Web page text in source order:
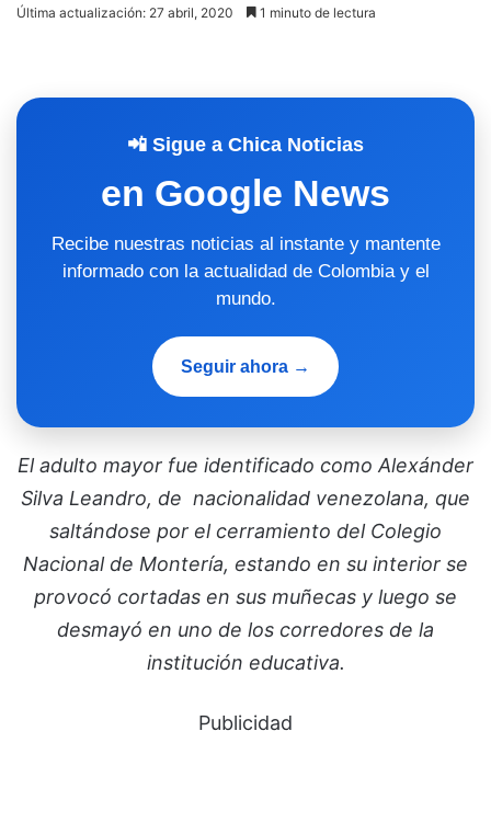
Última actualización: 27 abril, 2020 1 minuto de lectura
📲 Sigue a Chica Noticias
en Google News
Recibe nuestras noticias al instante y mantente
informado con la actualidad de Colombia y el
mundo.
Seguir ahora →
El adulto mayor fue identificado como Alexánder
Silva Leandro, de nacionalidad venezolana, que
saltándose por el cerramiento del Colegio
Nacional de Montería, estando en su interior se
provocó cortadas en sus muñecas y luego se
desmayó en uno de los corredores de la
institución educativa.
Publicidad